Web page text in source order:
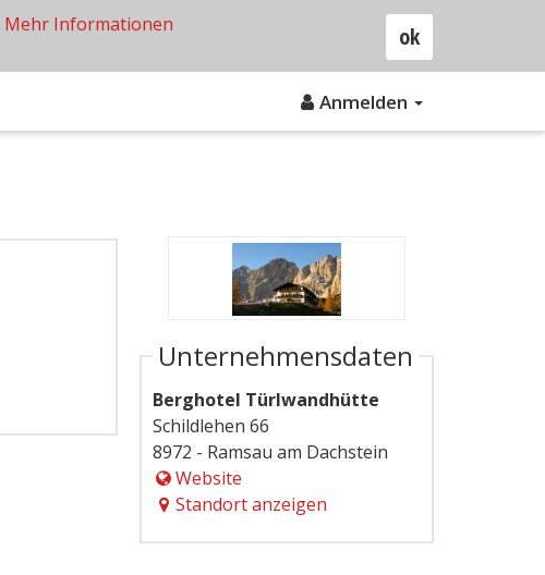
Anmelden
Unternehmensdaten
Berghotel Türlwandhütte
Schildlehen 66
8972 - Ramsau am Dachstein
Website
Standort anzeigen
ok
Mehr Informationen